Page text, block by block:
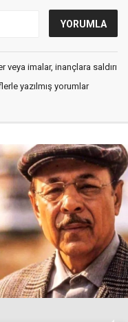
imalar, inançlara saldırı
yazılmış yorumlar